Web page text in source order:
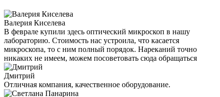
Валерия Киселева
В феврале купили здесь оптический микроскоп в нашу
лабораторию. Стоимость нас устроила, что касается
микроскопа, то с ним полный порядок. Нареканий точно
никаких не имеем, можем посоветовать сюда обращаться
Дмитрий
Отличная компания, качественное оборудование.